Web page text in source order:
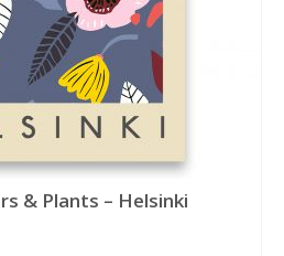
& Plants – Helsinki